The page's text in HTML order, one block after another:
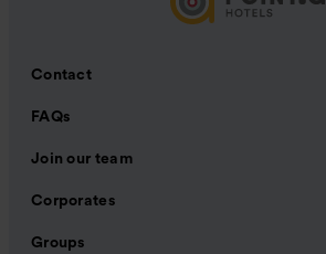
Contact
FAQs
Join our team
Corporates
Groups